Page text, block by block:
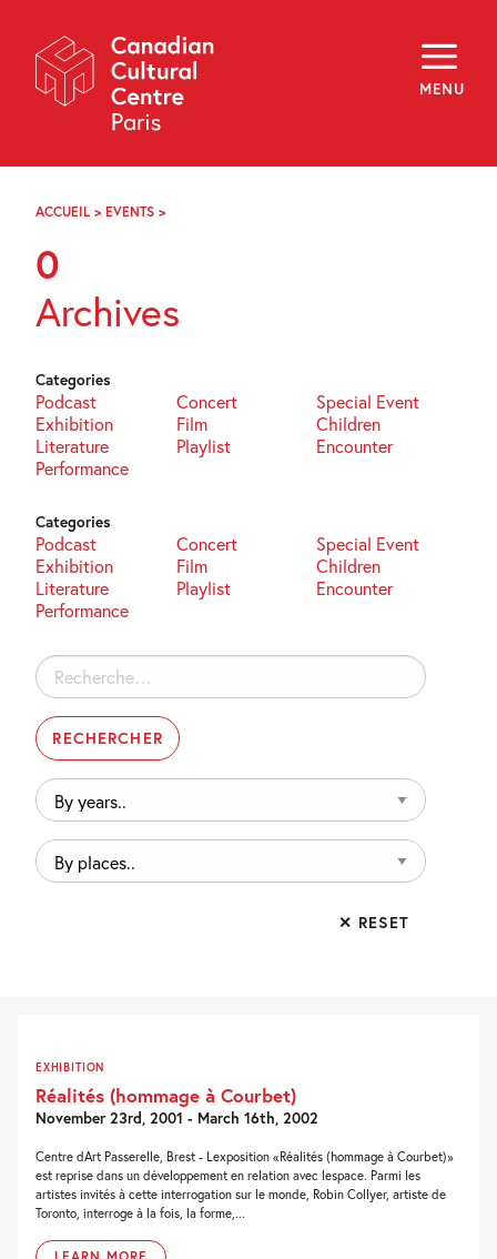
Navigation
MENU
About
Programming
Off-Site
Explore
Archives
FR
ACCUEIL > EVENTS >
0
Archives
Categories
Podcast Concert
Special Event
Exhibition
Film
Children
Literature
Playlist
Encounter
Performance
Categories
Podcast Concert
Special Event
Exhibition
Film
Children
Literature
Playlist
Encounter
Performance
Rechercher :
By
years..
By
places..
✕ RESET
EXHIBITION
Réalités (hommage à Courbet)
November 23rd, 2001 - March 16th, 2002
Centre dArt Passerelle, Brest - Lexposition «Réalités (hommage à Courbet)»
est reprise dans un développement en relation avec lespace. Parmi les
artistes invités à cette interrogation sur le monde, Robin Collyer, artiste de
Toronto, interroge à la fois, la forme,...